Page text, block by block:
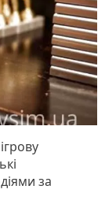
за